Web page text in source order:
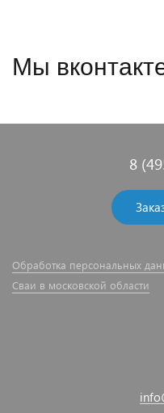
Мы
8
Обработка персональных
Сваи в московской области